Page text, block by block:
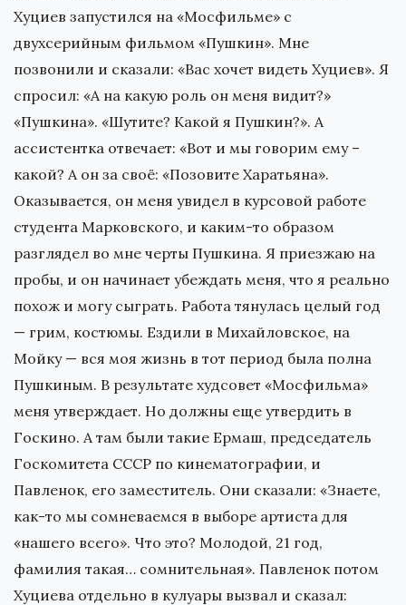
Хуциев запустился на «Мосфильме» с
двухсерийным фильмом «Пушкин». Мне
позвонили и сказали: «Вас хочет видеть Хуциев». Я
спросил: «А на какую роль он меня видит?»
«Пушкина». «Шутите? Какой я Пушкин?». А
ассистентка отвечает: «Вот и мы говорим ему –
какой? А он за своё: «Позовите Харатьяна».
Оказывается, он меня увидел в курсовой работе
студента Марковского, и каким-то образом
разглядел во мне черты Пушкина. Я приезжаю на
пробы, и он начинает убеждать меня, что я реально
похож и могу сыграть. Работа тянулась целый год
— грим, костюмы. Ездили в Михайловское, на
Мойку — вся моя жизнь в тот период была полна
Пушкиным. В результате худсовет «Мосфильма»
меня утверждает. Но должны еще утвердить в
Госкино. А там были такие Ермаш, председатель
Госкомитета СССР по кинематографии, и
Павленок, его заместитель. Они сказали: «Знаете,
как-то мы сомневаемся в выборе артиста для
«нашего всего». Что это? Молодой, 21 год,
фамилия такая… сомнительная». Павленок потом
Хуциева отдельно в кулуары вызвал и сказал: